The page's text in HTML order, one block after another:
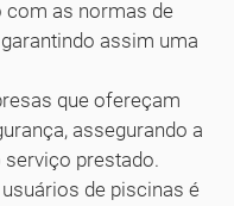
com as normas de
assim uma
que ofereçam
assegurando a
serviço prestado.
de piscinas é